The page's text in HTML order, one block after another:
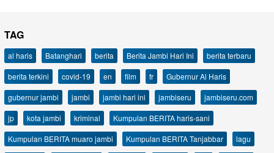
TAG
al haris Batanghari berita Berita Jambi Hari Ini
berita terbaru
berita terkini
covid-19 en film fr
Gubernur Al Haris
gubernur jambi
jambi jambi hari ini jambiseru
jambiseru.com
jp
kota jambi kriminal
Kumpulan BERITA haris-sani
Kumpulan BERITA muaro jambi
Kumpulan BERITA Tanjabbar
lagu